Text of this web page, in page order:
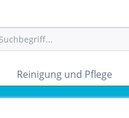
Reinigung und Pflege